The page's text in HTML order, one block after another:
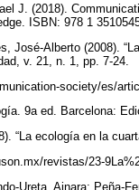
J. (2018).
ISBN: 978 1
José-Alberto (2008).
v. 21, n. 1, pp. 7-24.
society/es/
9a ed. Barcelona:
“La ecología en la
revistas/23-
Ureta, Ainara; Peña-